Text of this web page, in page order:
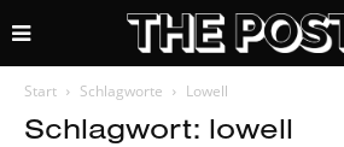
Start Schlagworte Lowell
Schlagwort: lowell